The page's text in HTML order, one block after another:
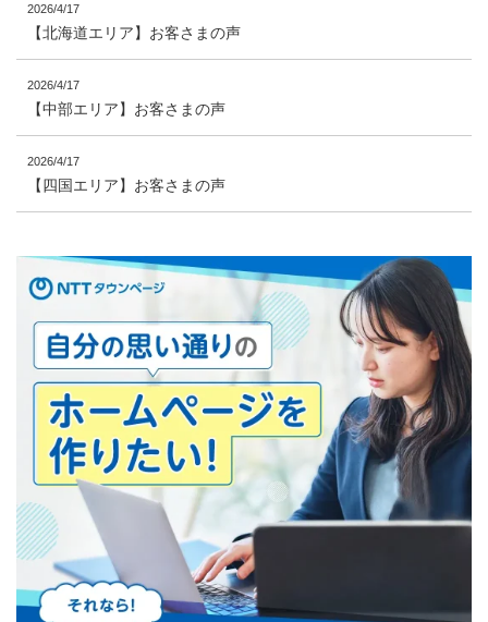
2026/4/17
【北海道エリア】お客さまの声
2026/4/17
【中部エリア】お客さまの声
2026/4/17
【四国エリア】お客さまの声